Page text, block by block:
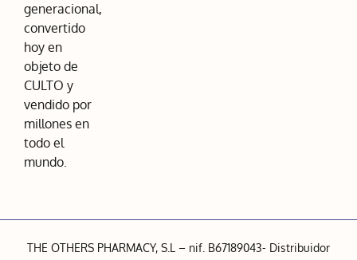
generacional,
convertido
hoy en
objeto de
CULTO y
vendido por
millones en
todo el
mundo.
THE OTHERS PHARMACY, S.L – nif. B67189043- Distribuidor